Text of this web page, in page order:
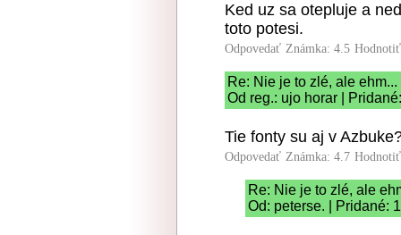
Ked uz sa otepluje a
toto potesi.
Odpovedať Známka: 4.5
Re: Nie je to zlé, ale ehm...
Od reg.: ujo horar |
Tie fonty su aj v
Odpovedať Známka: 4.7
Re: Nie je to zlé, ale
Od: peterse. | Pridané: